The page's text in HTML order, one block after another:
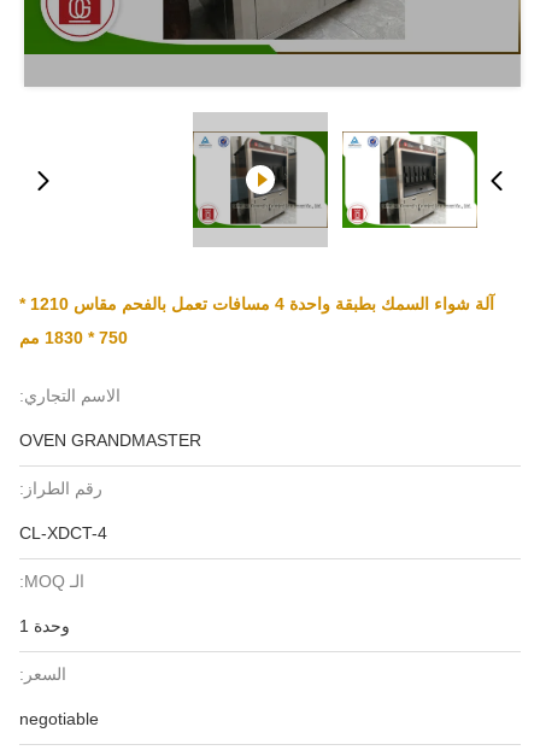
آلة شواء السمك بطبقة واحدة 4 مسافات تعمل بالفحم مقاس 1210 *
750 * 1830 مم
الاسم التجاري:
OVEN GRANDMASTER
رقم الطراز:
CL-XDCT-4
الـ MOQ:
وحدة 1
السعر:
negotiable